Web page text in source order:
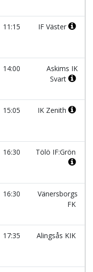
11:15 IF Väster
14:00
Askims IK
Svart
15:05 IK Zenith
16:30 Tölö IF:Grön
16:30
Vänersborgs
FK
17:35 Alingsås KIK